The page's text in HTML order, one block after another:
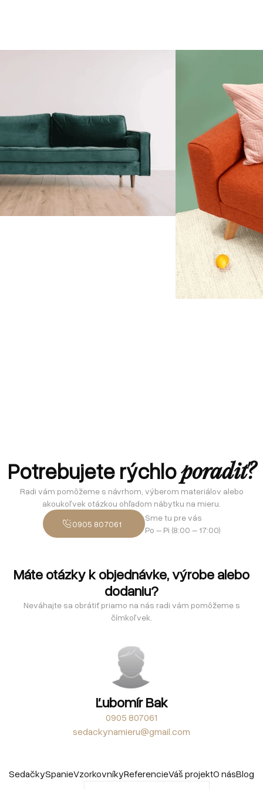
Potrebujete rýchloporadiť?
Radi vám pomôžeme s návrhom, výberom materiálov alebo
akoukoľvek otázkou ohľadom nábytku na mieru.
0905 807061
Sme tu pre vás
Po – Pi (8:00 – 17:00)
Máte otázky k objednávke, výrobe alebo
dodaniu?
Neváhajte sa obrátiť priamo na nás radi vám pomôžeme s
čímkoľvek.
Ľubomír Bak
0905 807061
sedackynamieru@gmail.com
SedačkySpanieVzorkovníkyReferencieVáš projektO násBlog